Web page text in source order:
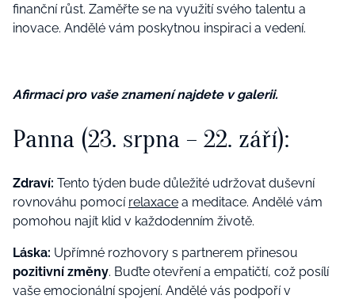
finanční růst. Zaměřte se na využití svého talentu a
inovace. Andělé vám poskytnou inspiraci a vedení.
Afirmaci pro vaše znamení najdete v galerii.
Panna (23. srpna – 22. září):
Zdraví: Tento týden bude důležité udržovat duševní
rovnováhu pomocí relaxace a meditace. Andělé vám
pomohou najít klid v každodenním životě.
Láska: Upřímné rozhovory s partnerem přinesou
pozitivní změny. Buďte otevření a empatičtí, což posílí
vaše emocionální spojení. Andělé vás podpoří v